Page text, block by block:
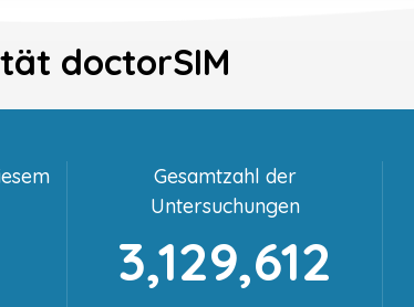
doctorSIM
Gesamtzahl der
Untersuchungen
3,129,612